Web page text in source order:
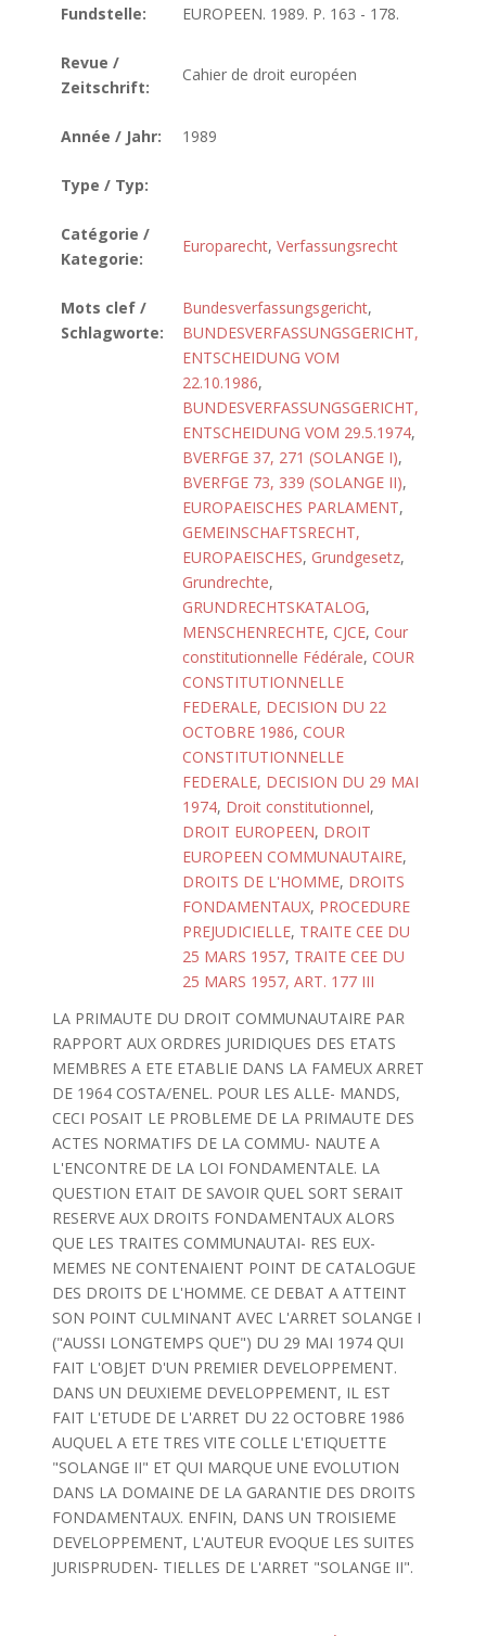
Fundstelle:
EUROPEEN. 1989. P. 163 - 178.
Revue /
Zeitschrift:
Cahier de droit européen
Année / Jahr: 1989
Type / Typ:
Catégorie /
Kategorie:
Europarecht, Verfassungsrecht
Mots clef /
Schlagworte:
Bundesverfassungsgericht,
BUNDESVERFASSUNGSGERICHT,
ENTSCHEIDUNG VOM
22.10.1986,
BUNDESVERFASSUNGSGERICHT,
ENTSCHEIDUNG VOM 29.5.1974,
BVERFGE 37, 271 (SOLANGE I),
BVERFGE 73, 339 (SOLANGE II),
EUROPAEISCHES PARLAMENT,
GEMEINSCHAFTSRECHT,
EUROPAEISCHES, Grundgesetz,
Grundrechte,
GRUNDRECHTSKATALOG,
MENSCHENRECHTE, CJCE, Cour
constitutionnelle Fédérale, COUR
CONSTITUTIONNELLE
FEDERALE, DECISION DU 22
OCTOBRE 1986, COUR
CONSTITUTIONNELLE
FEDERALE, DECISION DU 29 MAI
1974, Droit constitutionnel,
DROIT EUROPEEN, DROIT
EUROPEEN COMMUNAUTAIRE,
DROITS DE L'HOMME, DROITS
FONDAMENTAUX, PROCEDURE
PREJUDICIELLE, TRAITE CEE DU
25 MARS 1957, TRAITE CEE DU
25 MARS 1957, ART. 177 III
LA PRIMAUTE DU DROIT COMMUNAUTAIRE PAR
RAPPORT AUX ORDRES JURIDIQUES DES ETATS
MEMBRES A ETE ETABLIE DANS LA FAMEUX ARRET
DE 1964 COSTA/ENEL. POUR LES ALLE- MANDS,
CECI POSAIT LE PROBLEME DE LA PRIMAUTE DES
ACTES NORMATIFS DE LA COMMU- NAUTE A
L'ENCONTRE DE LA LOI FONDAMENTALE. LA
QUESTION ETAIT DE SAVOIR QUEL SORT SERAIT
RESERVE AUX DROITS FONDAMENTAUX ALORS
QUE LES TRAITES COMMUNAUTAI- RES EUX-
MEMES NE CONTENAIENT POINT DE CATALOGUE
DES DROITS DE L'HOMME. CE DEBAT A ATTEINT
SON POINT CULMINANT AVEC L'ARRET SOLANGE I
("AUSSI LONGTEMPS QUE") DU 29 MAI 1974 QUI
FAIT L'OBJET D'UN PREMIER DEVELOPPEMENT.
DANS UN DEUXIEME DEVELOPPEMENT, IL EST
FAIT L'ETUDE DE L'ARRET DU 22 OCTOBRE 1986
AUQUEL A ETE TRES VITE COLLE L'ETIQUETTE
"SOLANGE II" ET QUI MARQUE UNE EVOLUTION
DANS LA DOMAINE DE LA GARANTIE DES DROITS
FONDAMENTAUX. ENFIN, DANS UN TROISIEME
DEVELOPPEMENT, L'AUTEUR EVOQUE LES SUITES
JURISPRUDEN- TIELLES DE L'ARRET "SOLANGE II".